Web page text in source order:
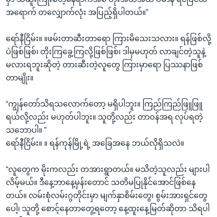
အရောက် တလျှောက်လုံး အပြည့်ရှိပါတယ်။”
ရော်နီငြိမ်း။ ။ဖမ်းတာဆီးတာရော ကြားမိသေးသလား။ ရန်ဖြစ်လို့
ပဲဖြစ်ဖြစ်၊ တိုးကြခွေ့ကြလို့ဖြစ်ဖြစ်၊ ဒါမှမဟုတ် လာချင်တဲ့သူနဲ့
မလားရဘူးဆိုတဲ့ တားဆီးတဲ့လူတွေ ကြားမှာရော ပြဿနာဖြစ်
တာမျိုး။
“ကျွန်တော်သိရသလောက်တော့ မရှိပါဘူး။ ကြည်ကြည်ဖြူဖြူ
ရယ်လို့လည်း မဟုတ်ပါဘူး။ သူတို့လည်း တာဝန်အရ လုပ်ရတဲ့
သဘောပါ။ ”
ရော်နီငြိမ်း။ ။ ရန်ကုန်မြို့ရဲ့ အခြေအနေ ဘယ်လိုရှိသလဲ။
“လူတွေက မိုးကလည်း တအားရွာတယ်။ မသိတဲ့သူလည်း များပါ
လိမ့်မယ်။ ဒီနေ့ဘာနေ့မှန်းတောင် သတိမပြုနိုင်အောင်ဖြစ်နေ
တယ်။ လမ်းစုံလမ်းဂွတိုင်းမှာ မျက်နှာစိမ်းတွေ၊ စွမ်းအားရှင်တွေ
ပေါ့၊ သူတို့ စောင့်နေတာတွေ့ရတော့ နေ့ထူးနေ့မြတ်ဆိုတာ သိရပါ